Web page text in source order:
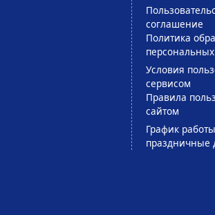
соглашение
Политика
Условия
сервисом
Правила
сайтом
График
праздничные